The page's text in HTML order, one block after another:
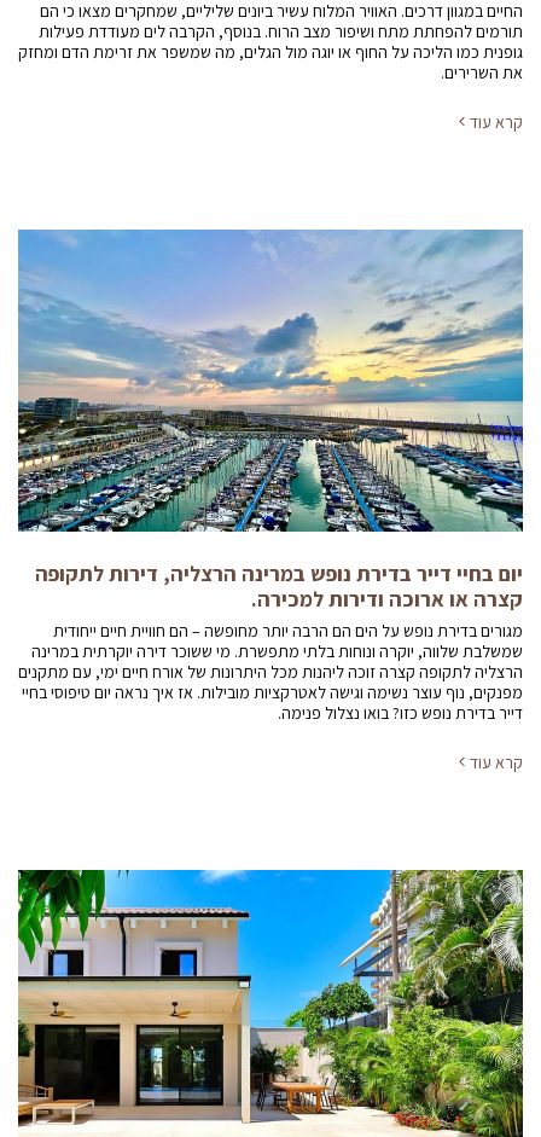
החיים במגוון דרכים. האוויר המלוח עשיר ביונים שליליים, שמחקרים מצאו כי הם
תורמים להפחתת מתח ושיפור מצב הרוח. בנוסף, הקרבה לים מעודדת פעילות
גופנית כמו הליכה על החוף או יוגה מול הגלים, מה שמשפר את זרימת הדם ומחזק
את השרירים.
קרא עוד
יום בחיי דייר בדירת נופש במרינה הרצליה, דירות לתקופה
קצרה או ארוכה ודירות למכירה.
מגורים בדירת נופש על הים הם הרבה יותר מחופשה – הם חוויית חיים ייחודית
שמשלבת שלווה, יוקרה ונוחות בלתי מתפשרת. מי ששוכר דירה יוקרתית במרינה
הרצליה לתקופה קצרה זוכה ליהנות מכל היתרונות של אורח חיים ימי, עם מתקנים
מפנקים, נוף עוצר נשימה וגישה לאטרקציות מובילות. אז איך נראה יום טיפוסי בחיי
דייר בדירת נופש כזו? בואו נצלול פנימה.
קרא עוד